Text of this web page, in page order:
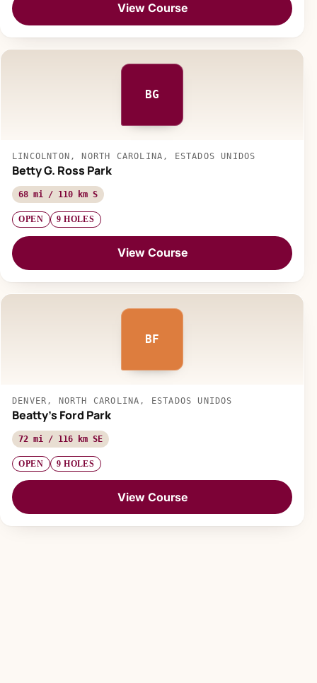
View Course
BG
LINCOLNTON, NORTH CAROLINA, ESTADOS UNIDOS
Betty G. Ross Park
68 mi / 110 km S
OPEN 9 HOLES
View Course
BF
DENVER, NORTH CAROLINA, ESTADOS UNIDOS
Beatty's Ford Park
72 mi / 116 km SE
OPEN 9 HOLES
View Course